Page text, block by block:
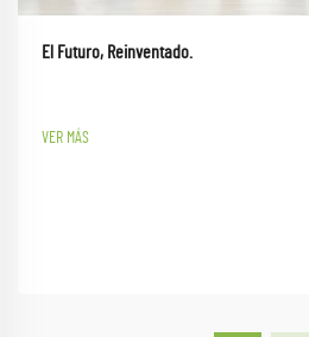
El Futuro, Reinventado.
VER MÁS